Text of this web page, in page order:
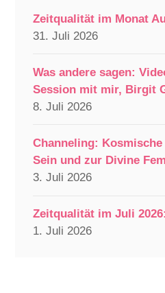
Zeitqualität im Monat
31. Juli 2026
Was andere sagen:
Session mit mir, Birgit
8. Juli 2026
Channeling:
Sein und zur Divine
3. Juli 2026
Zeitqualität im Juli
1. Juli 2026